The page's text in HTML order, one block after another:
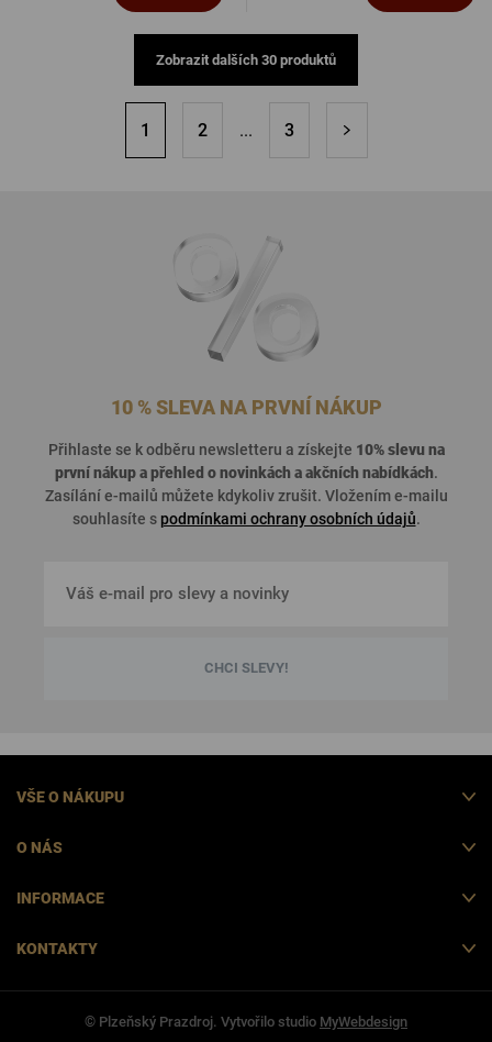
Zobrazit dalších 30 produktů
1 2 ... 3
10 % SLEVA NA PRVNÍ NÁKUP
Přihlaste se k odběru newsletteru a získejte 10% slevu na
první nákup a přehled o novinkách a akčních nabídkách.
Zasílání e-mailů můžete kdykoliv zrušit. Vložením e-mailu
souhlasíte s podmínkami ochrany osobních údajů.
CHCI SLEVY!
VŠE O NÁKUPU
O NÁS
INFORMACE
KONTAKTY
© Plzeňský Prazdroj. Vytvořilo studio MyWebdesign